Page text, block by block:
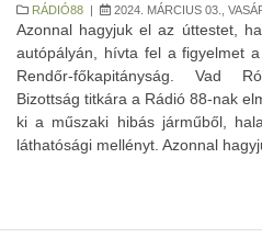
RÁDIÓ88 | 2024. MÁRCIUS 03.,
Azonnal hagyjuk el az úttestet,
autópályán, hívta fel a figyelmet
Rendőr-főkapitányság. Vad
Bizottság titkára a Rádió 88-nak
ki a műszaki hibás járműből,
láthatósági mellényt. Azonnal